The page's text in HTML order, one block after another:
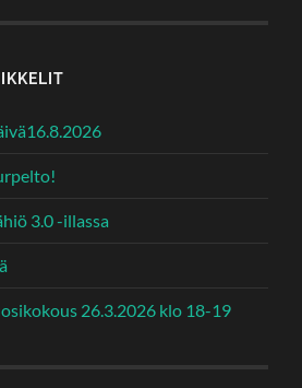
3.0 -illassa
26.3.2026 klo 18-19